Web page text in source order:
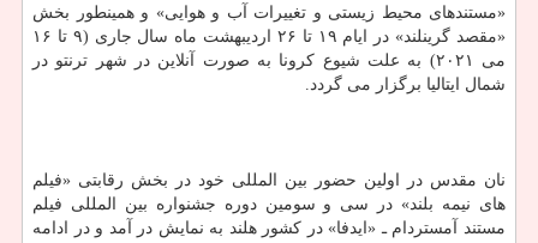
«مستندهای محیط زیستی و تغییرات آب و هوایی» و همینطور بخش
«مقصد گرینلند» در ایام ۱۹ تا ۲۶ اردیبهشت ماه سال جاری (۹ تا ۱۶
می ۲۰۲۱) به علت شیوع کرونا به صورت آنلاین در شهر ترنتو در
شمال ایتالیا برگزار می گردد.
نان مقدس در اولین حضور بین المللی خود در بخش رقابتی «فیلم
های نیمه بلند» در سی و سومین دوره جشنواره بین المللی فیلم
مستند آمستردام ـ «ایدفا» در کشور هلند به نمایش در آمد و در ادامه